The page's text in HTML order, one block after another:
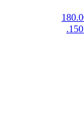
تومان180.000